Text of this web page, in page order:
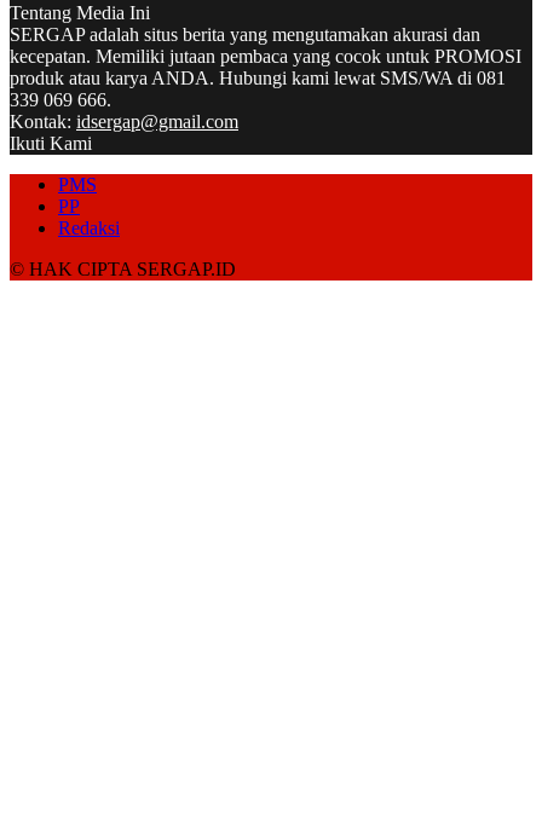
Tentang Media Ini
SERGAP adalah situs berita yang mengutamakan akurasi dan
kecepatan. Memiliki jutaan pembaca yang cocok untuk PROMOSI
produk atau karya ANDA. Hubungi kami lewat SMS/WA di 081
339 069 666.
Kontak: idsergap@gmail.com
Ikuti Kami
PMS
PP
Redaksi
© HAK CIPTA SERGAP.ID